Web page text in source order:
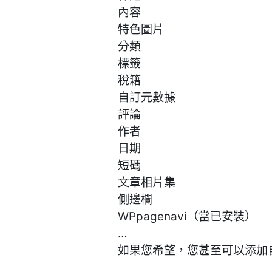
內容
特色圖片
分類
標籤
稅籍
自訂元數據
評論
作者
日期
短碼
文章相片集
側邊欄
WPpagenavi（當已安裝）
…
如果您希望，您甚至可以添